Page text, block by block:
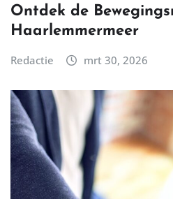
Ontdek de
Haarlemmermeer
Redactie mrt 30, 2026